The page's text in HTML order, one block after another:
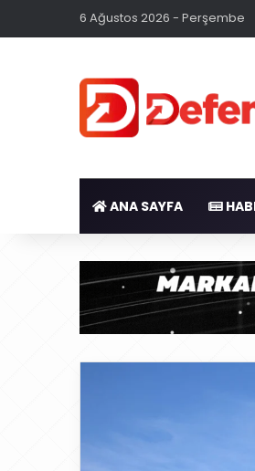
6 Ağustos 2026 - Perşembe
ANA SAYFA